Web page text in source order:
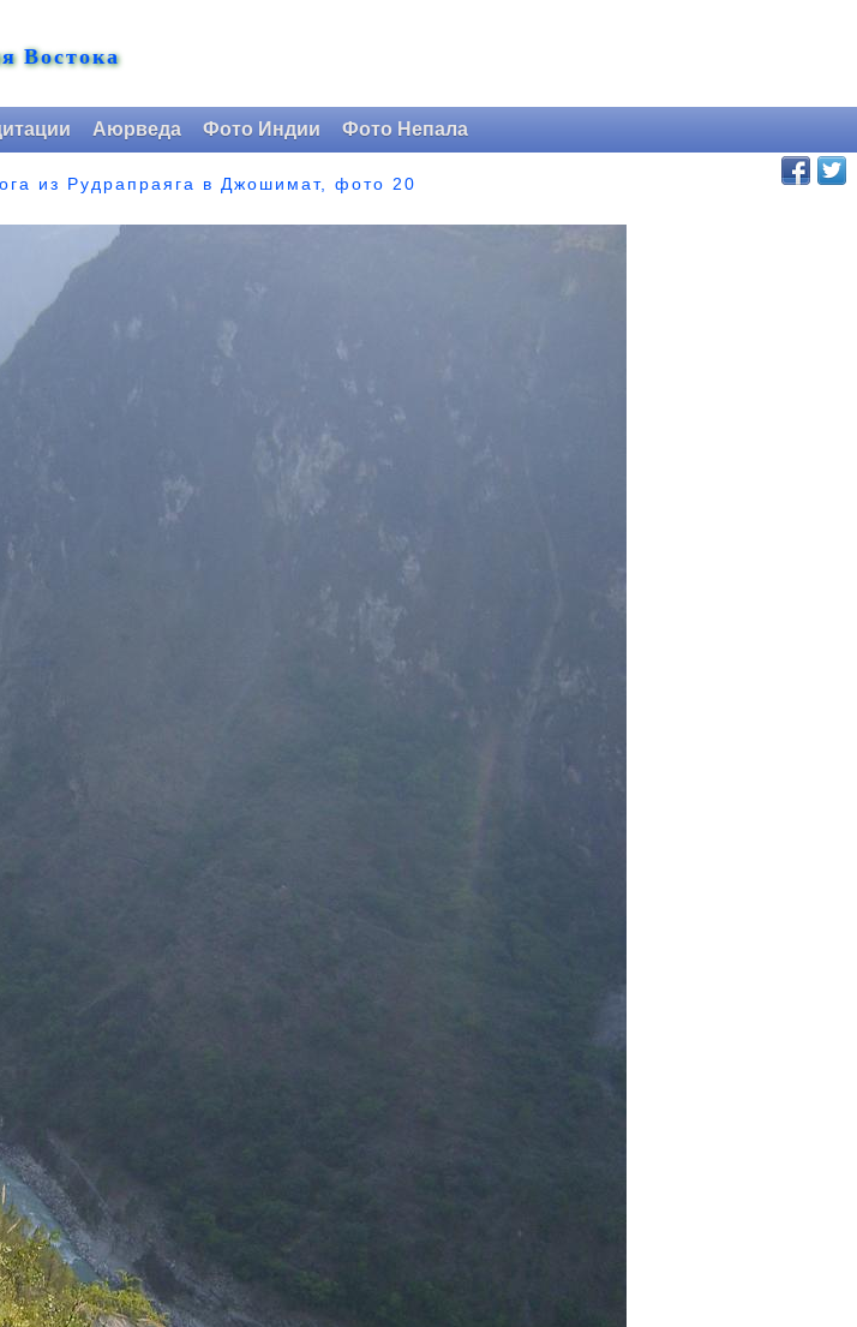
Востока
Аюрведа Фото Индии Фото Непала
из Рудрапраяга в Джошимат, фото 20